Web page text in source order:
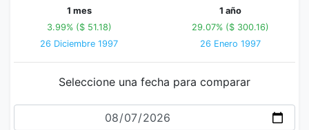
1 mes
3.99% ($ 51.18)
26 Diciembre 1997
1 año
29.07% ($ 300.16)
26 Enero 1997
Seleccione una fecha para comparar
Fecha